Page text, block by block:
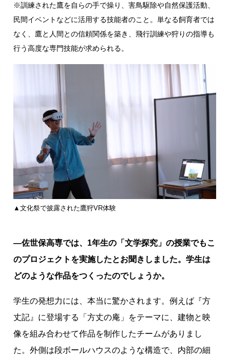
※訓練された鷹を自らの手で操り、害鳥駆除や自然保護活動、
民間イベントなどに活用する技能者のこと。単なる飼育者では
なく、鷹と人間との信頼関係を築き、飛行訓練や狩りの指導も
行う高度な専門技能が求められる。
▲文化祭で披露された鷹狩VR体験
―佐世保高専では、1年生の「文学探究」の授業でもこ
のプロジェクトを実施したとお聞きしました。学生は
どのような作品をつくったのでしょうか。
学生の発想力には、本当に驚かされます。例えば『方
丈記』に登場する「方丈の庵」をテーマに、建物と映
像を組み合わせて作品を制作したチームがありまし
た。外側は段ボールハウスのような構造で、内部の細